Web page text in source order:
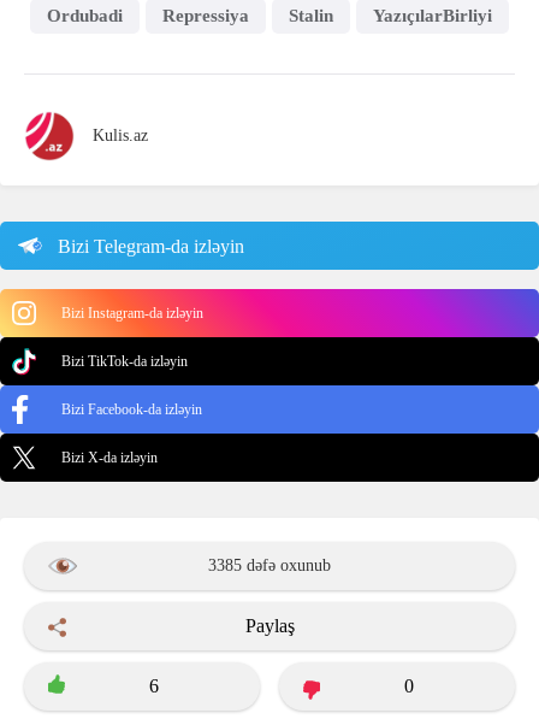
Ordubadi Repressiya Stalin YazıçılarBirliyi
Kulis.az
Bizi Telegram-da izləyin
Bizi Instagram-da izləyin
Bizi TikTok-da izləyin
Bizi Facebook-da izləyin
Bizi X-da izləyin
3385 dəfə oxunub
Paylaş
6 0